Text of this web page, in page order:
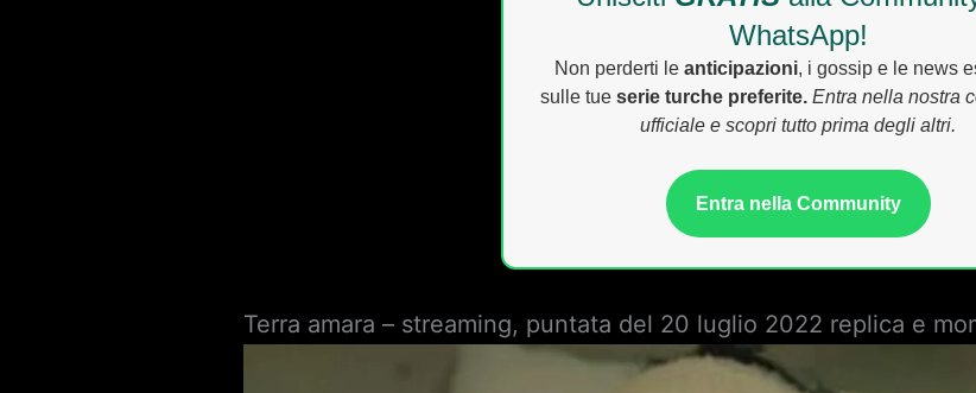
WhatsApp!
Non perderti le anticipazioni, i gossip e le news
sulle tue serie turche preferite. Entra nella nostra
ufficiale e scopri tutto prima degli altri.
Entra nella Community
Terra amara – streaming, puntata del 20 luglio 2022 replica e